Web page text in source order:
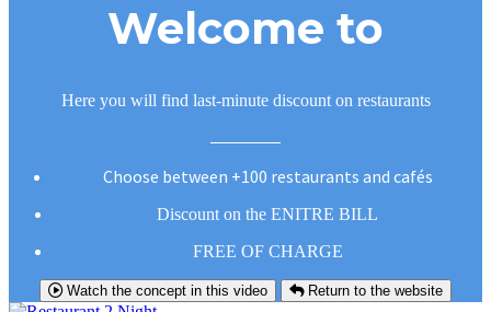
Welcome to
Here you will find last-minute discount on restaurants
Choose between +100 restaurants and cafés
Discount on the ENITRE BILL
FREE OF CHARGE
Watch the concept in this video Return to the website